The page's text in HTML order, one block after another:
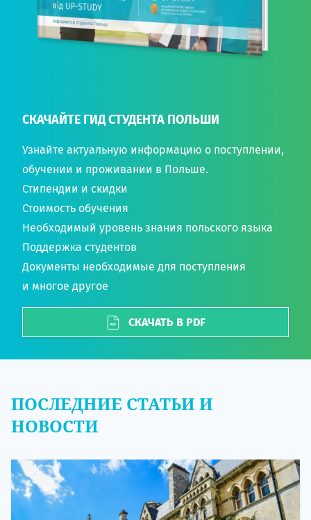
СКАЧАЙТЕ ГИД СТУДЕНТА ПОЛЬШИ
Узнайте актуальную информацию о поступлении,
обучении и проживании в Польше.
Стипендии и скидки
Стоимость обучения
Необходимый уровень знания польского языка
Поддержка студентов
Документы необходимые для поступления
и многое другое
СКАЧАТЬ В PDF
ПОСЛЕДНИЕ СТАТЬИ И
НОВОСТИ